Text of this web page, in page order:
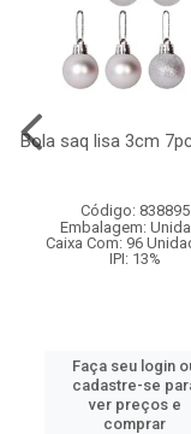
Bola saq lisa 3cm
Código: 838895
Embalagem:
Caixa Com: 96
IPI: 13%
Faça seu login
cadastre-se
ver preços e
comprar